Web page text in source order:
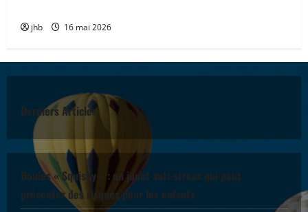
jhb 16 mai 2026
Derniers Articles
Boules « Squishy » : un jouet anti-stress qui peut
présenter des risques pour les enfants